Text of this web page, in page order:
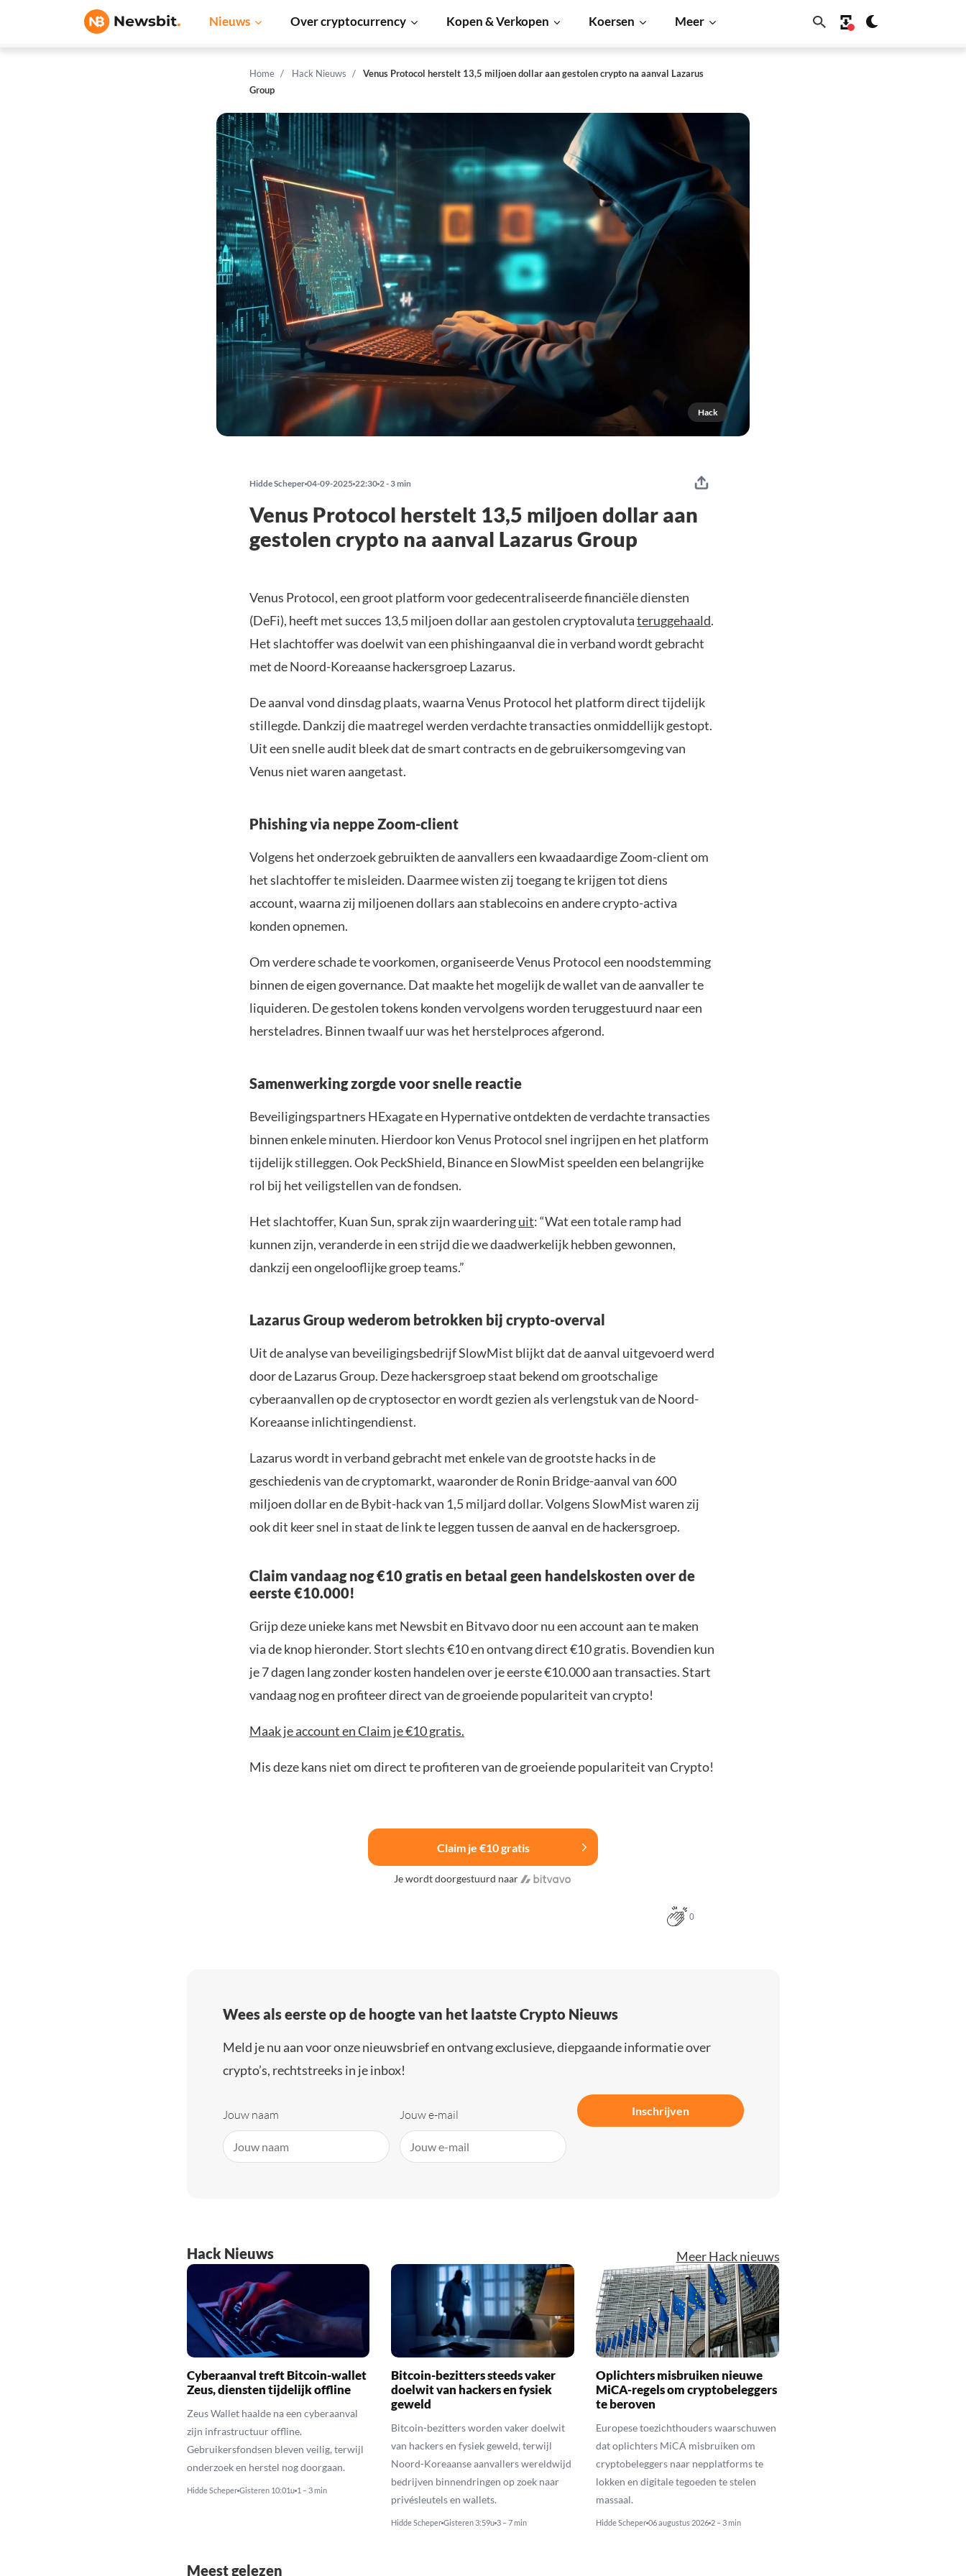
Nieuws Over cryptocurrency Kopen & Verkopen Koersen Meer
Home Hack Nieuws
Venus Protocol herstelt 13,5 miljoen dollar aan gestolen crypto na aanval Lazarus
Group
Hack
Hidde Scheper 04-09-2025 22:30 2 - 3 min
Venus Protocol herstelt 13,5 miljoen dollar aan
gestolen crypto na aanval Lazarus Group
Venus Protocol, een groot platform voor gedecentraliseerde financiële diensten
(DeFi), heeft met succes 13,5 miljoen dollar aan gestolen cryptovalutateruggehaald.
Het slachtoffer was doelwit van een phishingaanval die in verband wordt gebracht
met de Noord-Koreaanse hackersgroep Lazarus.
De aanval vond dinsdag plaats, waarna Venus Protocol het platform direct tijdelijk
stillegde. Dankzij die maatregel werden verdachte transacties onmiddellijk gestopt.
Uit een snelle audit bleek dat de smart contracts en de gebruikersomgeving van
Venus niet waren aangetast.
Phishing via neppe Zoom-client
Volgens het onderzoek gebruikten de aanvallers een kwaadaardige Zoom-client om
het slachtoffer te misleiden. Daarmee wisten zij toegang te krijgen tot diens
account, waarna zij miljoenen dollars aan stablecoins en andere crypto-activa
konden opnemen.
Om verdere schade te voorkomen, organiseerde Venus Protocol een noodstemming
binnen de eigen governance. Dat maakte het mogelijk de wallet van de aanvaller te
liquideren. De gestolen tokens konden vervolgens worden teruggestuurd naar een
hersteladres. Binnen twaalf uur was het herstelproces afgerond.
Samenwerking zorgde voor snelle reactie
Beveiligingspartners HExagate en Hypernative ontdekten de verdachte transacties
binnen enkele minuten. Hierdoor kon Venus Protocol snel ingrijpen en het platform
tijdelijk stilleggen. Ook PeckShield, Binance en SlowMist speelden een belangrijke
rol bij het veiligstellen van de fondsen.
Het slachtoffer, Kuan Sun, sprak zijn waarderinguit: “Wat een totale ramp had
kunnen zijn, veranderde in een strijd die we daadwerkelijk hebben gewonnen,
dankzij een ongelooflijke groep teams.”
Lazarus Group wederom betrokken bij crypto-overval
Uit de analyse van beveiligingsbedrijf SlowMist blijkt dat de aanval uitgevoerd werd
door de Lazarus Group. Deze hackersgroep staat bekend om grootschalige
cyberaanvallen op de cryptosector en wordt gezien als verlengstuk van de Noord-
Koreaanse inlichtingendienst.
Lazarus wordt in verband gebracht met enkele van de grootste hacks in de
geschiedenis van de cryptomarkt, waaronder de Ronin Bridge-aanval van 600
miljoen dollar en de Bybit-hack van 1,5 miljard dollar. Volgens SlowMist waren zij
ook dit keer snel in staat de link te leggen tussen de aanval en de hackersgroep.
Claim vandaag nog €10 gratis en betaal geen handelskosten over de
eerste €10.000!
Grijp deze unieke kans met Newsbit en Bitvavo door nu een account aan te maken
via de knop hieronder. Stort slechts €10 en ontvang direct €10 gratis. Bovendien kun
je 7 dagen lang zonder kosten handelen over je eerste €10.000 aan transacties. Start
vandaag nog en profiteer direct van de groeiende populariteit van crypto!
Maak je account en Claim je €10 gratis.
Mis deze kans niet om direct te profiteren van de groeiende populariteit van Crypto!
Claim je €10 gratis
Je wordt doorgestuurd naar
0
Wees als eerste op de hoogte van het laatste Crypto Nieuws
Meld je nu aan voor onze nieuwsbrief en ontvang exclusieve, diepgaande informatie over
crypto’s, rechtstreeks in je inbox!
Jouw naam Jouw e-mail Inschrijven
Hack Nieuws Meer Hack nieuws
Cyberaanval treft Bitcoin-wallet
Zeus, diensten tijdelijk offline
Zeus Wallet haalde na een cyberaanval
zijn infrastructuur offline.
Gebruikersfondsen bleven veilig, terwijl
onderzoek en herstel nog doorgaan.
Hidde Scheper Gisteren 10:01u 1 – 3 min
Bitcoin-bezitters steeds vaker
doelwit van hackers en fysiek
geweld
Bitcoin-bezitters worden vaker doelwit
van hackers en fysiek geweld, terwijl
Noord-Koreaanse aanvallers wereldwijd
bedrijven binnendringen op zoek naar
privésleutels en wallets.
Hidde Scheper Gisteren 3:59u 3 – 7 min
Oplichters misbruiken nieuwe
MiCA-regels om cryptobeleggers
te beroven
Europese toezichthouders waarschuwen
dat oplichters MiCA misbruiken om
cryptobeleggers naar nepplatforms te
lokken en digitale tegoeden te stelen
massaal.
Hidde Scheper 06 augustus 2026 2 – 3 min
Meest gelezen